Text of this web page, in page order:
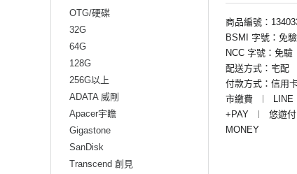
OTG/硬碟
32G
64G
128G
256G以上
ADATA 威剛
Apacer宇瞻
Gigastone
SanDisk
Transcend 創見
商品編號：
BSMI 字號：免驗
NCC 字號：免驗
配送方式：宅配
付款方式：信用
市繳費
︱ LINE
+PAY
︱ 悠遊付
MONEY